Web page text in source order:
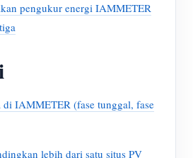
pengukur energi IAMMETER
di IAMMETER (fase tunggal, fase
lebih dari satu situs PV